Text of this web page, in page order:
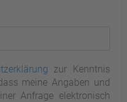
zur Kenntnis
meine Angaben und
Anfrage elektronisch